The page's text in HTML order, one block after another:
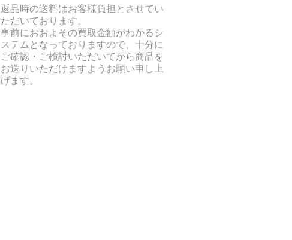
返品時の送料はお客様負担とさせてい
ただいております。
事前におおよその買取金額がわかるシ
ステムとなっておりますので、十分に
ご確認・ご検討いただいてから商品を
お送りいただけますようお願い申し上
げます。